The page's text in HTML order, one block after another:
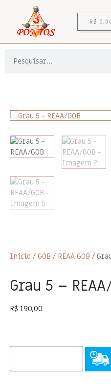
R$
Início / GOB / REAA GOB /
Grau 5 –
R$ 190,00